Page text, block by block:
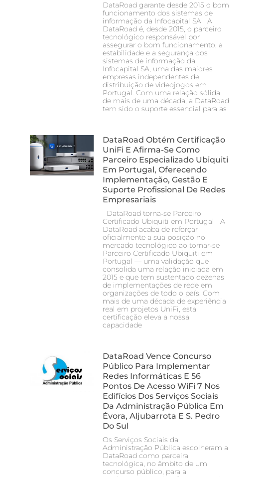
DataRoad garante desde 2015 o bom
funcionamento dos sistemas de
informação da Infocapital SA A
DataRoad é, desde 2015, o parceiro
tecnológico responsável por
assegurar o bom funcionamento, a
estabilidade e a segurança dos
sistemas de informação da
Infocapital SA, uma das maiores
empresas independentes de
distribuição de videojogos em
Portugal. Com uma relação sólida
de mais de uma década, a DataRoad
tem sido o suporte essencial para as
DataRoad Obtém Certificação
UniFi E Afirma-Se Como
Parceiro Especializado Ubiquiti
Em Portugal, Oferecendo
Implementação, Gestão E
Suporte Profissional De Redes
Empresariais
DataRoad torna‑se Parceiro
Certificado Ubiquiti em Portugal A
DataRoad acaba de reforçar
oficialmente a sua posição no
mercado tecnológico ao tornar‑se
Parceiro Certificado Ubiquiti em
Portugal — uma validação que
consolida uma relação iniciada em
2015 e que tem sustentado dezenas
de implementações de rede em
organizações de todo o país. Com
mais de uma década de experiência
real em projetos UniFi, esta
certificação eleva a nossa
capacidade
DataRoad Vence Concurso
Público Para Implementar
Redes Informáticas E 56
Pontos De Acesso WiFi 7 Nos
Edifícios Dos Serviços Sociais
Da Administração Pública Em
Évora, Aljubarrota E S. Pedro
Do Sul
Os Serviços Sociais da
Administração Pública escolheram a
DataRoad como parceira
tecnológica, no âmbito de um
concurso público, para a